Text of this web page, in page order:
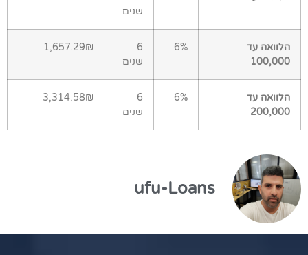
שנים
הלוואה עד
100,000
6%
6
שנים
1,657.29₪
הלוואה עד
200,000
6%
6
שנים
3,314.58₪
ufu-Loans